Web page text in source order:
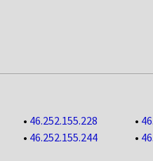
• 46.252.155.228 •
• 46.252.155.244 •